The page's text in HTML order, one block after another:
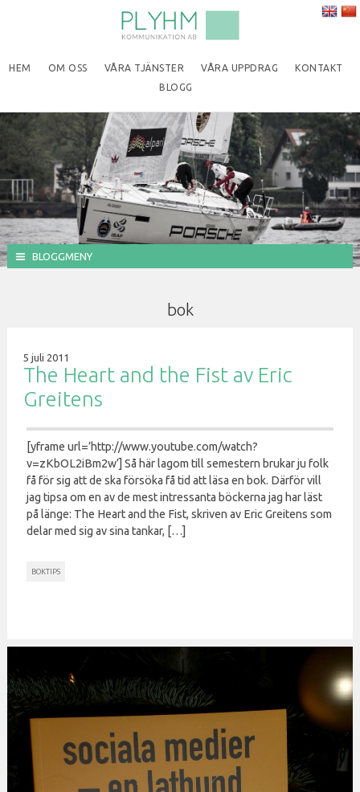
HEM OM OSS VÅRA TJÄNSTER VÅRA UPPDRAG
KONTAKT
BLOGG
BLOGGMENY
bok
5 juli 2011
The Heart and the Fist av Eric
Greitens
[yframe url=’http://www.youtube.com/watch?
v=zKbOL2iBm2w’] Så här lagom till semestern brukar ju folk
få för sig att de ska försöka få tid att läsa en bok. Därför vill
jag tipsa om en av de mest intressanta böckerna jag har läst
på länge: The Heart and the Fist, skriven av Eric Greitens som
delar med sig av sina tankar, […]
BOKTIPS